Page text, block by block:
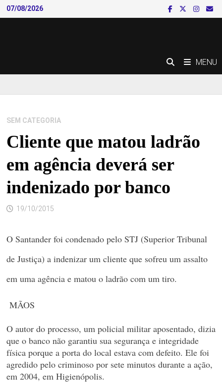
Skip
to
07/08/2026
MENU
SEM CATEGORIA
Cliente que matou ladrão
em agência deverá ser
indenizado por banco
19/10/2015
O Santander foi condenado pelo STJ (Superior Tribunal
de Justiça) a indenizar um cliente que sofreu um assalto
em uma agência e matou o ladrão com um tiro.
MÃOS
O autor do processo, um policial militar aposentado, dizia
que o banco não garantiu sua segurança e integridade
física porque a porta do local estava com defeito. Ele foi
agredido pelo criminoso por sete minutos durante a ação,
em 2004, em Higienópolis.